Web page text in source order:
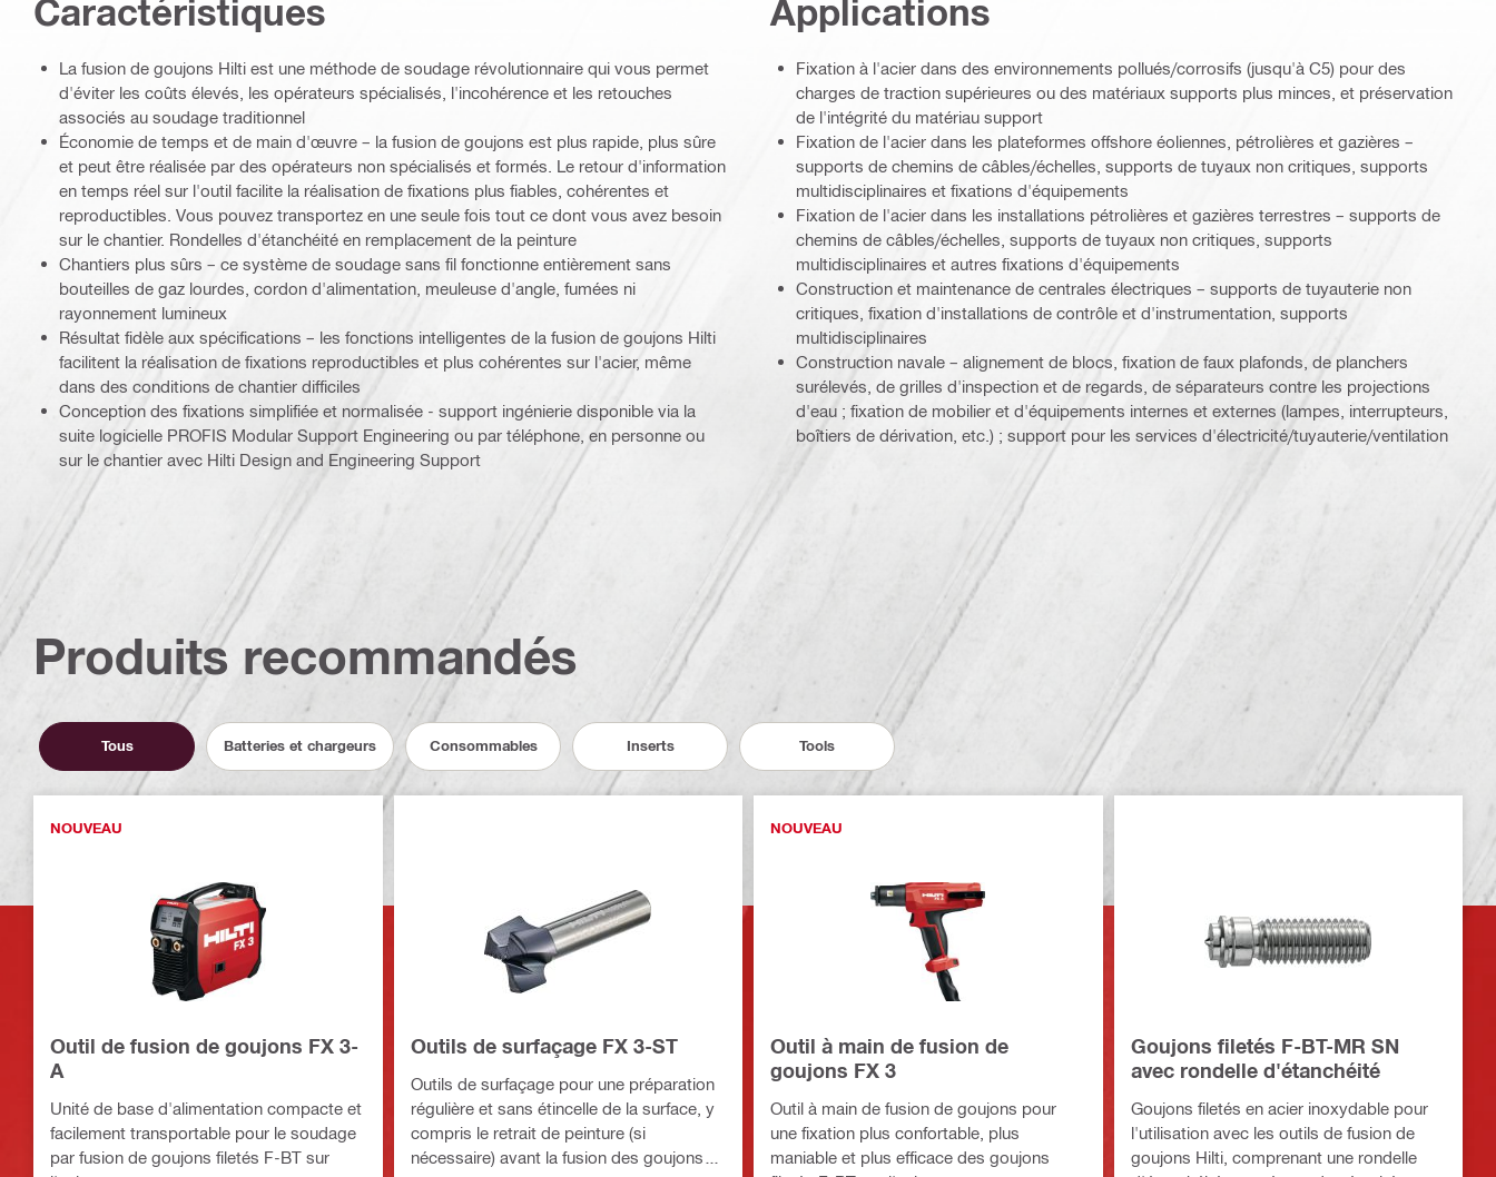
Caractéristiques
La fusion de goujons Hilti est une méthode de soudage révolutionnaire qui vous permet
d'éviter les coûts élevés, les opérateurs spécialisés, l'incohérence et les retouches
associés au soudage traditionnel
Économie de temps et de main d'œuvre – la fusion de goujons est plus rapide, plus sûre
et peut être réalisée par des opérateurs non spécialisés et formés. Le retour d'information
en temps réel sur l'outil facilite la réalisation de fixations plus fiables, cohérentes et
reproductibles. Vous pouvez transportez en une seule fois tout ce dont vous avez besoin
sur le chantier. Rondelles d'étanchéité en remplacement de la peinture
Chantiers plus sûrs – ce système de soudage sans fil fonctionne entièrement sans
bouteilles de gaz lourdes, cordon d'alimentation, meuleuse d'angle, fumées ni
rayonnement lumineux
Résultat fidèle aux spécifications – les fonctions intelligentes de la fusion de goujons Hilti
facilitent la réalisation de fixations reproductibles et plus cohérentes sur l'acier, même
dans des conditions de chantier difficiles
Conception des fixations simplifiée et normalisée - support ingénierie disponible via la
suite logicielle PROFIS Modular Support Engineering ou par téléphone, en personne ou
sur le chantier avec Hilti Design and Engineering Support
Applications
Fixation à l'acier dans des environnements pollués/corrosifs (jusqu'à C5) pour des
charges de traction supérieures ou des matériaux supports plus minces, et préservation
de l'intégrité du matériau support
Fixation de l'acier dans les plateformes offshore éoliennes, pétrolières et gazières –
supports de chemins de câbles/échelles, supports de tuyaux non critiques, supports
multidisciplinaires et fixations d'équipements
Fixation de l'acier dans les installations pétrolières et gazières terrestres – supports de
chemins de câbles/échelles, supports de tuyaux non critiques, supports
multidisciplinaires et autres fixations d'équipements
Construction et maintenance de centrales électriques – supports de tuyauterie non
critiques, fixation d'installations de contrôle et d'instrumentation, supports
multidisciplinaires
Construction navale – alignement de blocs, fixation de faux plafonds, de planchers
surélevés, de grilles d'inspection et de regards, de séparateurs contre les projections
d'eau ; fixation de mobilier et d'équipements internes et externes (lampes, interrupteurs,
boîtiers de dérivation, etc.) ; support pour les services d'électricité/tuyauterie/ventilation
Produits recommandés
Tous Batteries et chargeurs Consommables Inserts Tools
NOUVEAU
Outil de fusion de goujons FX 3-
A
Unité de base d'alimentation compacte et
facilement transportable pour le soudage
par fusion de goujons filetés F-BT sur
Outils de surfaçage FX 3-ST
Outils de surfaçage pour une préparation
régulière et sans étincelle de la surface, y
compris le retrait de peinture (si
nécessaire) avant la fusion des goujons
NOUVEAU
Outil à main de fusion de
goujons FX 3
Outil à main de fusion de goujons pour
une fixation plus confortable, plus
maniable et plus efficace des goujons
Goujons filetés F-BT-MR SN
avec rondelle d'étanchéité
Goujons filetés en acier inoxydable pour
l'utilisation avec les outils de fusion de
goujons Hilti, comprenant une rondelle